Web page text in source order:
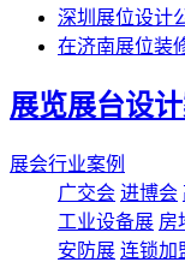
深圳展位设计
在济南展位装
展览展台设
展会行业案例
广交会 进博会
工业设备展 房
安防展 连锁加